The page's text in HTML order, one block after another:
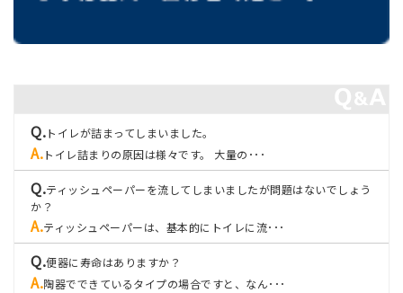
トイレが詰まってしまいました。
トイレ詰まりの原因は様々です。 大量の･･･
ティッシュペーパーを流してしまいましたが問題はないでしょう
か？
ティッシュペーパーは、基本的にトイレに流･･･
便器に寿命はありますか？
陶器でできているタイプの場合ですと、なん･･･